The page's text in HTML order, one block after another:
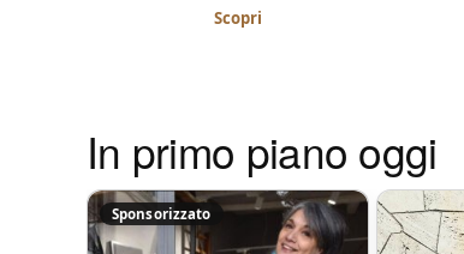
Scopri
In primo piano oggi
Sponsorizzato